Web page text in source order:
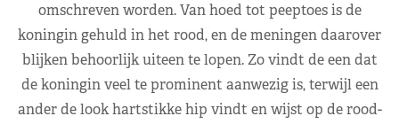
omschreven worden. Van hoed tot peeptoes is de
koningin gehuld in het rood, en de meningen daarover
blijken behoorlijk uiteen te lopen. Zo vindt de een dat
de koningin veel te prominent aanwezig is, terwijl een
ander de look hartstikke hip vindt en wijst op de rood-